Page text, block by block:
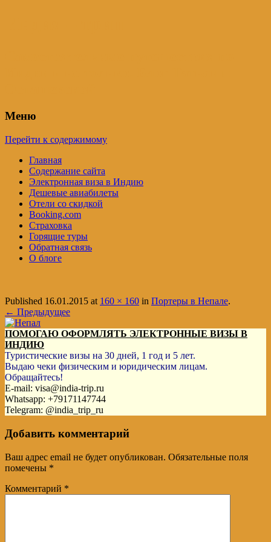
Меню
Перейти к содержимому
Главная
Содержание сайта
Электронная виза в Индию
Дешевые авиабилеты
Отели со скидкой
Booking.com
Страховка
Горящие туры
Обратная связь
О блоге
Published 16.01.2015 at 160 × 160 in Портеры в Непале.
← Предыдущее
ПОМОГАЮ ОФОРМЛЯТЬ ЭЛЕКТРОННЫЕ ВИЗЫ В
ИНДИЮ
Туристические визы на 30 дней, 1 год и 5 лет.
Выдаю чеки физическим и юридическим лицам.
Обращайтесь!
E-mail: visa@india-trip.ru
Whatsapp: +79171147744
Telegram: @india_trip_ru
Добавить комментарий
Ваш адрес email не будет опубликован. Обязательные поля
помечены *
Комментарий *